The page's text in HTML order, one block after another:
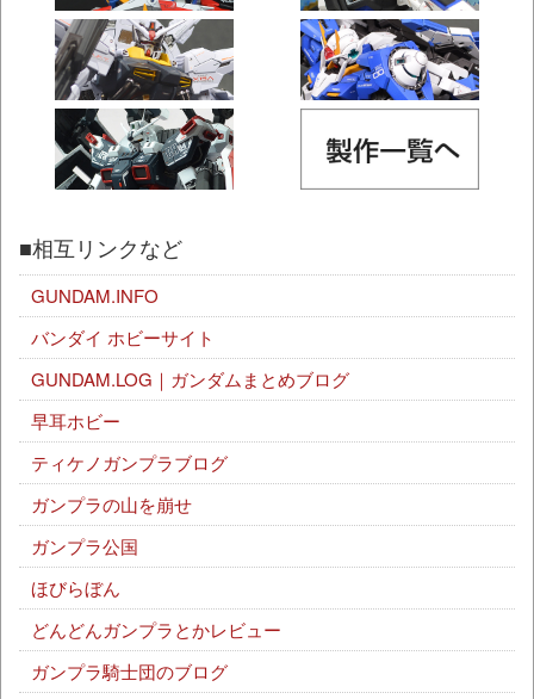
■相互リンクなど
GUNDAM.INFO
バンダイ ホビーサイト
GUNDAM.LOG｜ガンダムまとめブログ
早耳ホビー
ティケノガンプラブログ
ガンプラの山を崩せ
ガンプラ公国
ほびらぼん
どんどんガンプラとかレビュー
ガンプラ騎士団のブログ